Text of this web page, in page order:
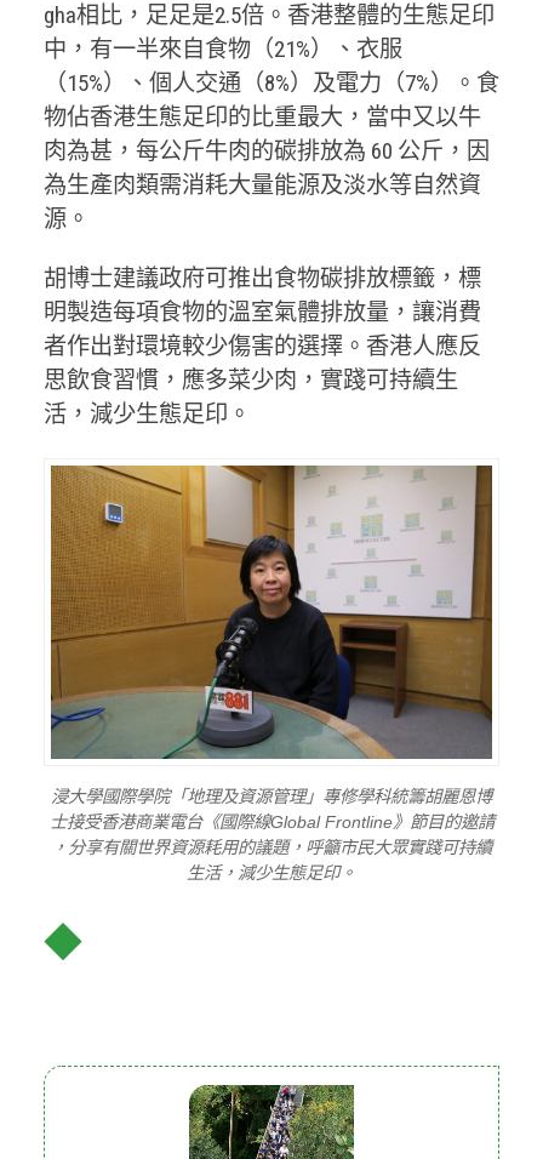
gha相比，足足是2.5倍。香港整體的生態足印
中，有一半來自食物（21%）、衣服
（15%）、個人交通（8%）及電力（7%）。食
物佔香港生態足印的比重最大，當中又以牛
肉為甚，每公斤牛肉的碳排放為 60 公斤，因
為生產肉類需消耗大量能源及淡水等自然資
源。
胡博士建議政府可推出食物碳排放標籤，標
明製造每項食物的溫室氣體排放量，讓消費
者作出對環境較少傷害的選擇。香港人應反
思飲食習慣，應多菜少肉，實踐可持續生
活，減少生態足印。
浸大學國際學院「地理及資源管理」專修學科統籌胡麗恩博
士接受香港商業電台《國際線Global Frontline》節目的邀請
，分享有關世界資源耗用的議題，呼籲市民大眾實踐可持續
生活，減少生態足印。
◆